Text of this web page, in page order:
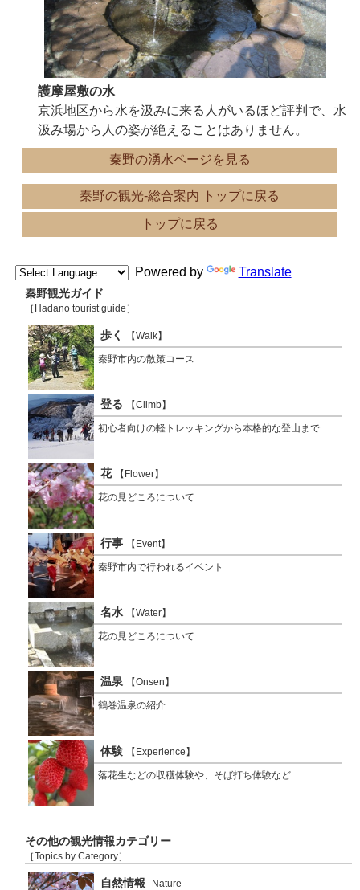
護摩屋敷の水
京浜地区から水を汲みに来る人がいるほど評判で、水
汲み場から人の姿が絶えることはありません。
秦野の湧水ページを見る
秦野の観光-総合案内 トップに戻る
トップに戻る
Powered by Translate
秦野観光ガイド
［Hadano tourist guide］
歩く 【Walk】
秦野市内の散策コース
登る 【Climb】
初心者向けの軽トレッキングから本格的な登山まで
花 【Flower】
花の見どころについて
行事 【Event】
秦野市内で行われるイベント
名水 【Water】
花の見どころについて
温泉 【Onsen】
鶴巻温泉の紹介
体験 【Experience】
落花生などの収穫体験や、そば打ち体験など
その他の観光情報カテゴリー
［Topics by Category］
自然情報 -Nature-